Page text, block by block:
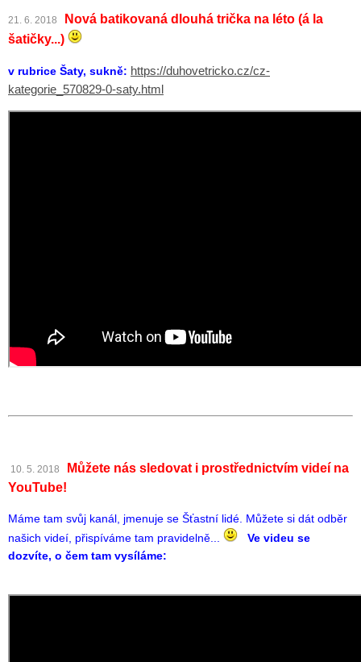
21. 6. 2018
Nová batikovaná dlouhá trička na léto (á la
šatičky...)
v rubrice Šaty, sukně: https://duhovetricko.cz/cz-
kategorie_570829-0-saty.html
10. 5. 2018
Můžete nás sledovat i prostřednictvím videí na
YouTube!
Máme tam svůj kanál, jmenuje se Šťastní lidé. Můžete si dát odběr
našich videí, přispíváme tam pravidelně...
Ve videu se
dozvíte, o čem tam vysíláme: